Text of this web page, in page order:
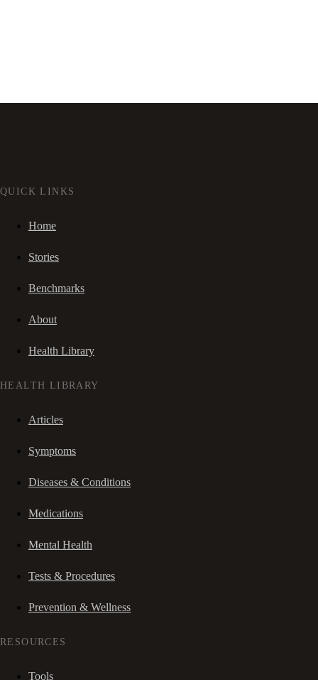
QUICK LINKS
Home
Stories
Benchmarks
About
Health Library
HEALTH LIBRARY
Articles
Symptoms
Diseases & Conditions
Medications
Mental Health
Tests & Procedures
Prevention & Wellness
RESOURCES
Tools